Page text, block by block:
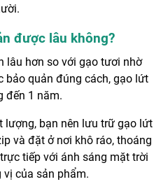
được lâu không?
lâu hơn so với gạo tươi nhờ
bảo quản đúng cách, gạo lứt
đến 1 năm.
lượng, bạn nên lưu trữ gạo lứt
và đặt ở nơi khô ráo, thoáng
tiếp với ánh sáng mặt trời
của sản phẩm.